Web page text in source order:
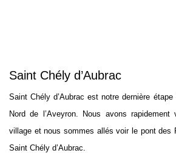
Saint Chély d’Aubrac
Saint Chély d’Aubrac est notre dernière
Nord de l’Aveyron. Nous avons
village et nous sommes allés voir le pont des
Saint Chély d’Aubrac.